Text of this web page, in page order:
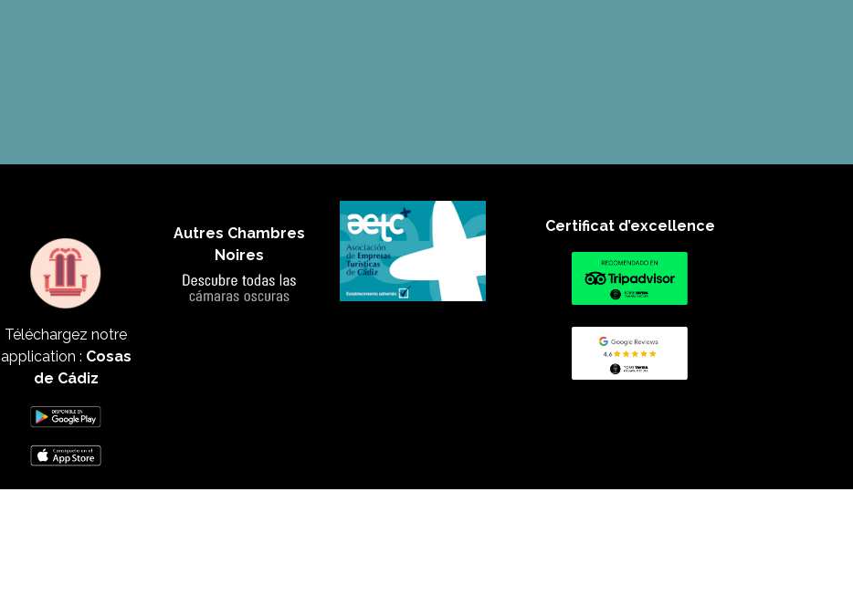
Téléchargez notre
application : Cosas
de Cádiz
Autres Chambres
Noires
Certificat d’excellence